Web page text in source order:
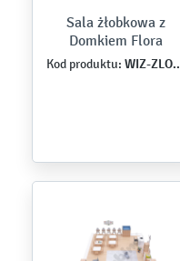
Sala żłobkowa z
Domkiem Flora
Kod produktu: WIZ-